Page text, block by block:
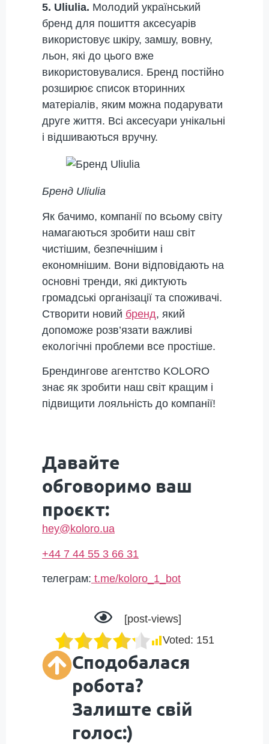
5. Uliulia. Молодий український
бренд для пошиття аксесуарів
використовує шкіру, замшу, вовну,
льон, які до цього вже
використовувалися. Бренд постійно
розширює список вторинних
матеріалів, яким можна подарувати
друге життя. Всі аксесуари унікальні
і відшиваються вручну.
Бренд Uliulia
Як бачимо, компанії по всьому світу
намагаються зробити наш світ
чистішим, безпечнішим і
економнішим. Вони відповідають на
основні тренди, які диктують
громадські організації та споживачі.
Створити новий бренд, який
допоможе розв’язати важливі
екологічні проблеми все простіше.
Брендингове агентство KOLORO
знає як зробити наш світ кращим і
підвищити лояльність до компанії!
Давайте
обговоримо ваш
проєкт:
hey@koloro.ua
+44 7 44 55 3 66 31
телеграм: t.me/koloro_1_bot
[post-views]
Voted: 151
Сподобалася
робота?
Залиште свій
голос:)